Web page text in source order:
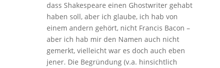
dass Shakespeare einen Ghostwriter gehabt
haben soll, aber ich glaube, ich hab von
einem andern gehört, nicht Francis Bacon –
aber ich hab mir den Namen auch nicht
gemerkt, vielleicht war es doch auch eben
jener. Die Begründung (v.a. hinsichtlich